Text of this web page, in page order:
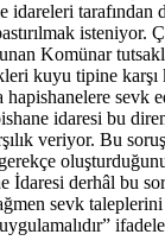
idareleri tarafından
isteniyor.
Komünar
kuyu tipine karşı
hapishanelere sevk
idaresi bu
veriyor. Bu
İdaresi derhâl bu
sevk